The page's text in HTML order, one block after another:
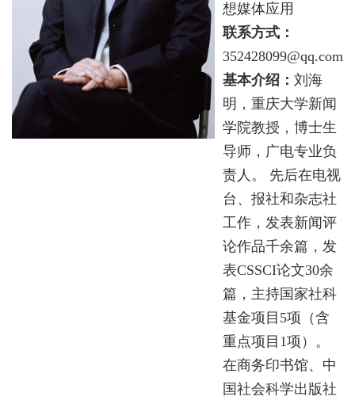
想媒体应用
联系方式：
352428099@qq.com
基本介绍： 刘海
明，重庆大学新闻
学院教授，博士生
导师，广电专业负
责人。 先后在电视
台、报社和杂志社
工作，发表新闻评
论作品千余篇，发
表CSSCI论文30余
篇，主持国家社科
基金项目5项（含
重点项目1项）。
在商务印书馆、中
国社会科学出版社